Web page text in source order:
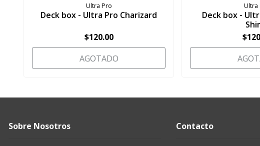
Ultra Pro
Deck box - Ultra Pro Charizard
$120.00
AGOTADO
Ultra
Deck box -
Sobre Nosotros Contacto